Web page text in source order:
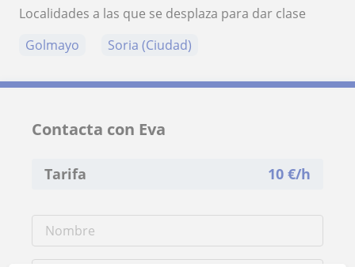
Localidades a las que se desplaza para dar clase
Golmayo
Soria (Ciudad)
Contacta con Eva
Tarifa 10 €/h